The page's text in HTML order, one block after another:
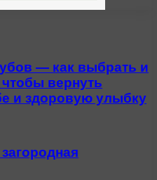
— как выбрать и
вернуть
и здоровую улыбку